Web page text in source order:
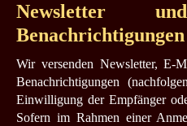
Newsletter
Benachrichtigungen
Wir versenden Newsletter, E-
Benachrichtigungen
Einwilligung der Empfänger
Sofern im Rahmen einer